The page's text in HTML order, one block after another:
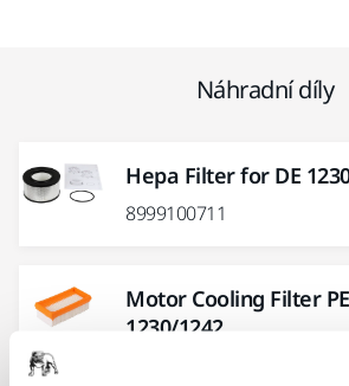
Náhradní díly
Hepa Filter for DE
8999100711
Motor Cooling Filter
1230/1242